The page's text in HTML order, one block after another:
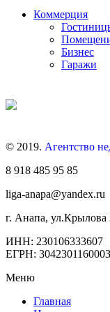
Коммерция
Бизнес
Гаражи
© 2019. Агентство
8 918 485 95 85
liga-anapa@yandex.ru
г. Анапа, ул.Крылова
ИНН: 230106333607
ЕГРН:
Меню
Главная